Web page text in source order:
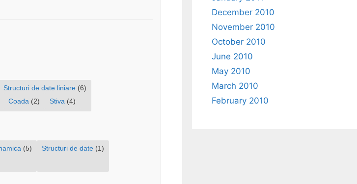
Structuri de date liniare (6)
Coada (2) Stiva (4)
(5) Structuri de date (1)
December 2010
November 2010
October 2010
June 2010
May 2010
March 2010
February 2010